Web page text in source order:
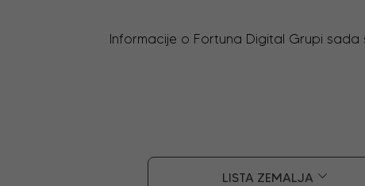
Informacije o Fortuna Digital Grupi
LISTA ZEMALJA